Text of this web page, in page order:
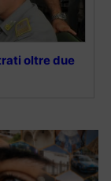
oltre due